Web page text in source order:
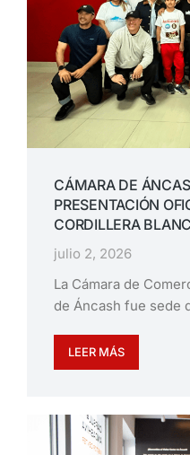
CÁMARA DE
PRESENTACIÓN
CORDILLERA
julio 2, 2026
La Cámara de
de Áncash fue sede
LEER MÁS